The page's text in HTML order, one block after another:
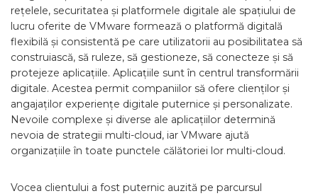
rețelele, securitatea și platformele digitale ale spațiului de
lucru oferite de VMware formează o platformă digitală
flexibilă și consistentă pe care utilizatorii au posibilitatea să
construiască, să ruleze, să gestioneze, să conecteze și să
protejeze aplicațiile. Aplicațiile sunt în centrul transformării
digitale. Acestea permit companiilor să ofere clienților și
angajaților experiențe digitale puternice și personalizate.
Nevoile complexe și diverse ale aplicațiilor determină
nevoia de strategii multi-cloud, iar VMware ajută
organizațiile în toate punctele călătoriei lor multi-cloud.
Vocea clientului a fost puternic auzită pe parcursul